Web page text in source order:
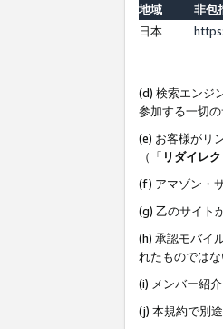
地域
非包
日本
(d) 検索エンジ
参加する一切
(e) お客様がリ
（「 リダイレ
(f) アマゾン・
(g) 乙のサイト
(h) 承認モバイ
れたものでは
(i) メンバー紹
(j) 本規約で別